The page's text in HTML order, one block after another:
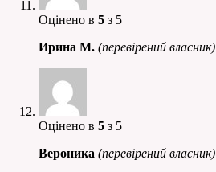
Оцінено в 5 з 5
Ирина М. (перевірений власник)
Оцінено в 5 з 5
Вероника (перевірений власник)